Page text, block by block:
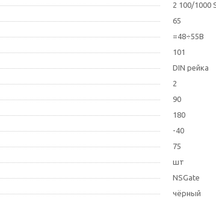
2 100/1000
65
=48÷55В
101
DIN рейка
2
90
180
-40
75
шт
NSGate
чёрный